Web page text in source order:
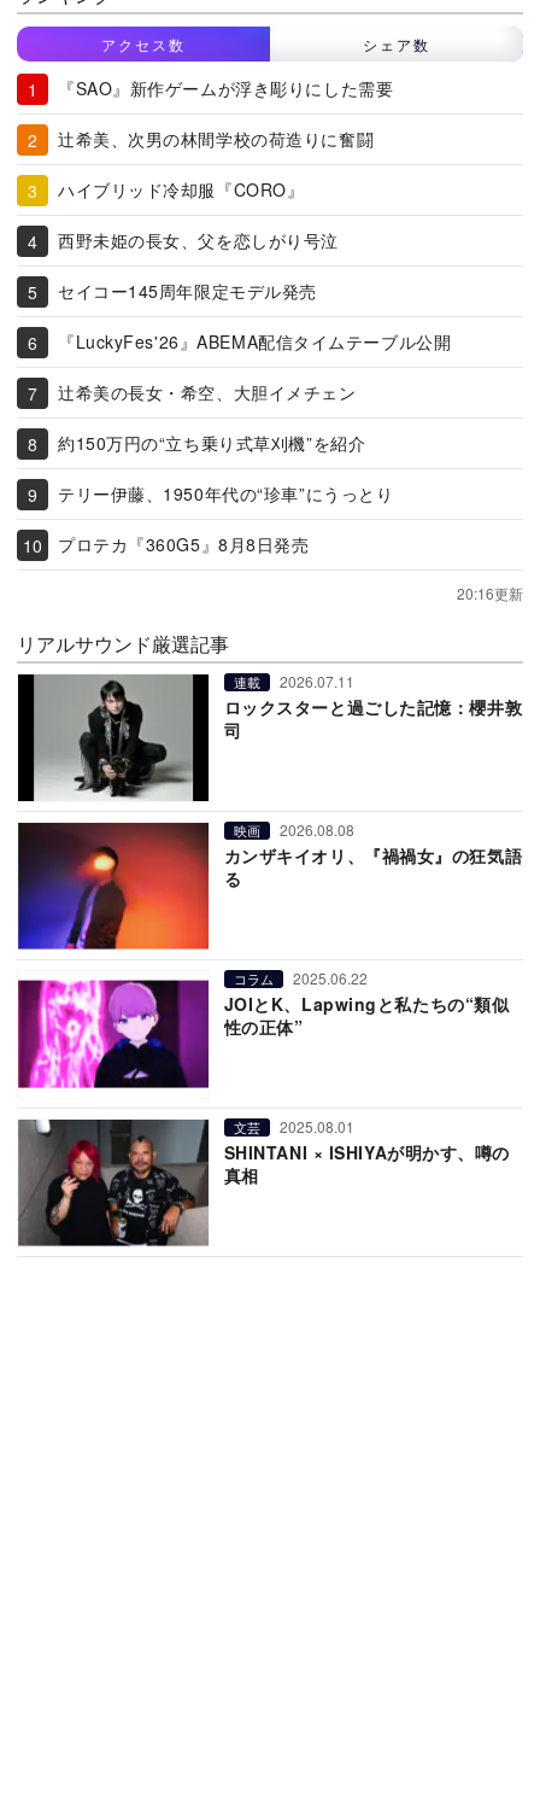
アクセス数 シェア数
『SAO』新作ゲームが浮き彫りにした需要
辻希美、次男の林間学校の荷造りに奮闘
ハイブリッド冷却服『CORO』
西野未姫の長女、父を恋しがり号泣
セイコー145周年限定モデル発売
『LuckyFes'26』ABEMA配信タイムテーブル公開
辻希美の長女・希空、大胆イメチェン
約150万円の“立ち乗り式草刈機”を紹介
テリー伊藤、1950年代の“珍車”にうっとり
プロテカ『360G5』8月8日発売
20:16更新
リアルサウンド厳選記事
連載 2026.07.11
ロックスターと過ごした記憶：櫻井敦
司
映画 2026.08.08
カンザキイオリ、『禍禍女』の狂気語
る
コラム 2025.06.22
JOIとK、Lapwingと私たちの“類似
性の正体”
文芸 2025.08.01
SHINTANI × ISHIYAが明かす、噂の
真相